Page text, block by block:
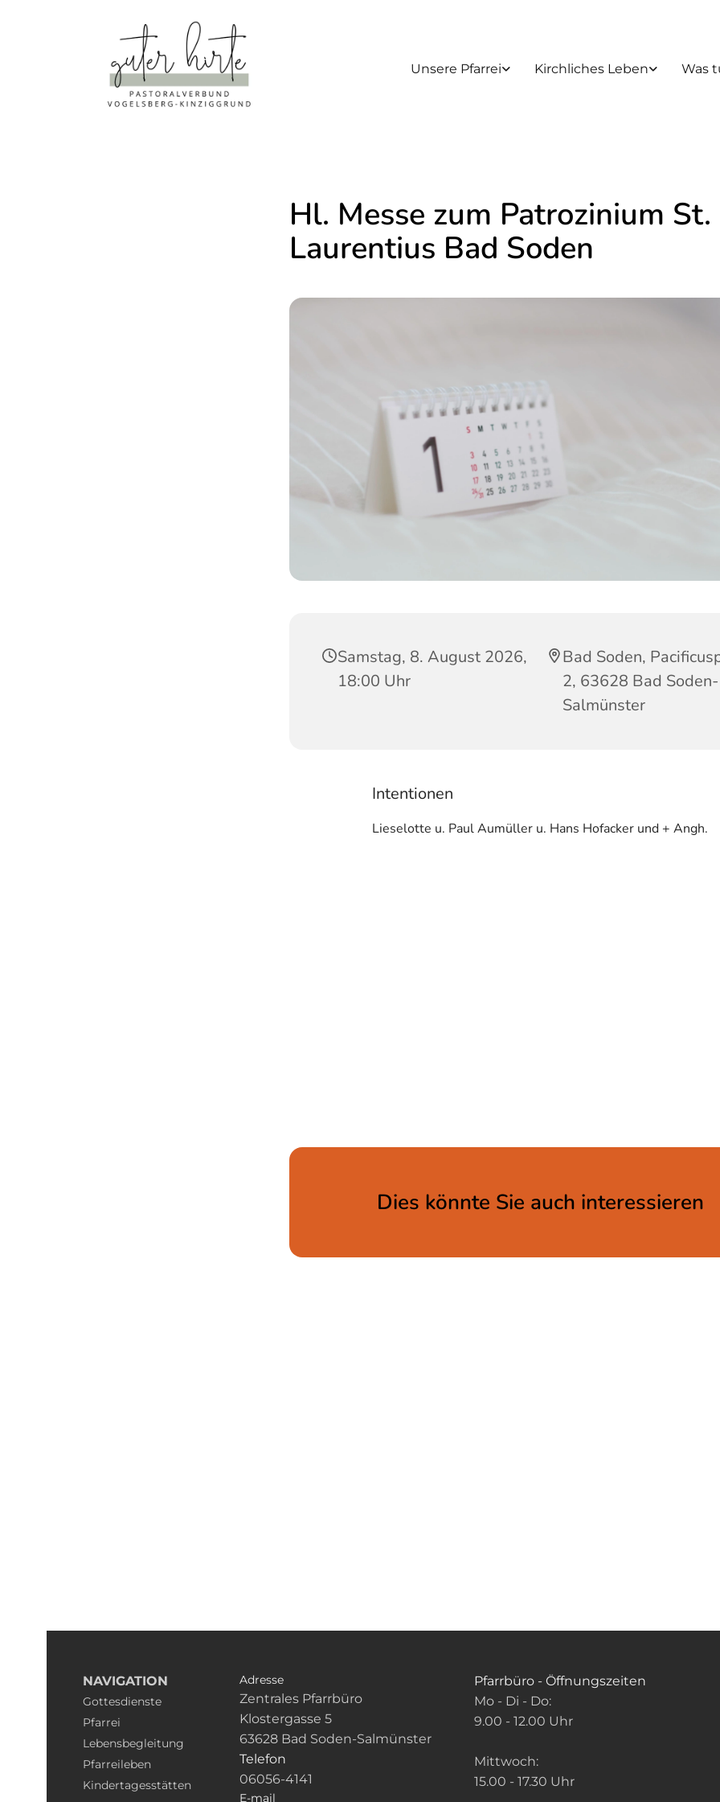
Unsere Pfarrei Kirchliches Leben Was
Hl. Messe zum Patrozinium St.
Laurentius Bad Soden
Samstag, 8. August 2026,
18:00 Uhr
Bad Soden,
2, 63628 Bad Soden-
Salmünster
Intentionen
Lieselotte u. Paul Aumüller u. Hans Hofacker und + Angh.
Dies könnte Sie auch interessieren
NAVIGATION
Gottesdienste
Pfarrei
Lebensbegleitung
Pfarreileben
Kindertagesstätten
Adresse
Zentrales Pfarrbüro
Klostergasse 5
63628 Bad Soden-Salmünster
Telefon
06056-4141
E-mail
Pfarrbüro - Öffnungszeiten
Mo - Di - Do:
9.00 - 12.00 Uhr
Mittwoch:
15.00 - 17.30 Uhr